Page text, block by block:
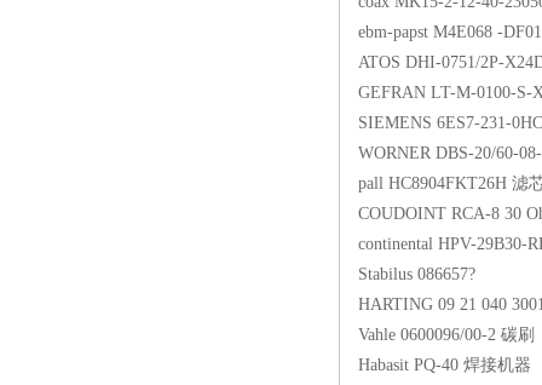
ebm-papst
ATOS DHI-0751/
GEFRAN LT-M-
SIEMENS 6ES7-
WORNER DBS-
pall
COUDOINT
continental HPV-
Stabilus
HARTING 09
Vahle
Habasit PQ-40